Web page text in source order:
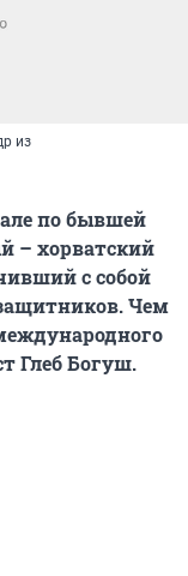
из
по бывшей
– хорватский
с собой
Чем
Глеб Богуш.